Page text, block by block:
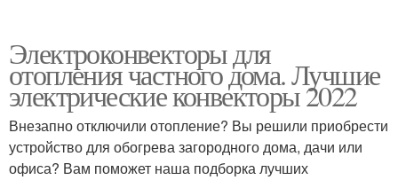
Электроконвекторы для
отопления частного дома. Лучшие
электрические конвекторы 2022
Внезапно отключили отопление? Вы решили приобрести
устройство для обогрева загородного дома, дачи или
офиса? Вам поможет наша подборка лучших